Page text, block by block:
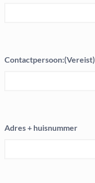
Contactpersoon:(Vereist)
Adres + huisnummer